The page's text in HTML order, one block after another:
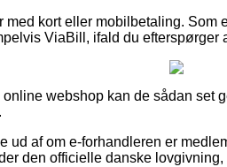
med kort eller mobilbetaling. Som
ViaBill, ifald du efterspørger
webshop kan de sådan set
ud af om e-forhandleren er
den officielle danske